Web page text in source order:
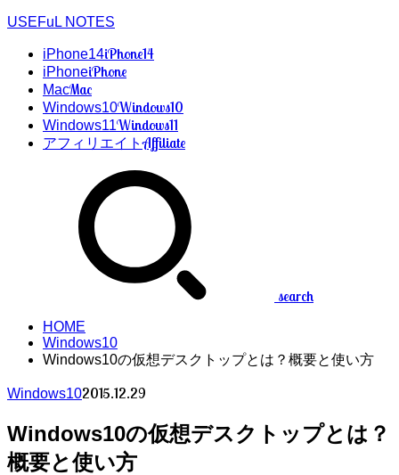
USEFuL NOTES
iPhone14iPhone14
iPhoneiPhone
MacMac
Windows10Windows10
Windows11Windows11
アフィリエイトAffiliate
search
HOME
Windows10
Windows10の仮想デスクトップとは？概要と使い方
Windows102015.12.29
Windows10の仮想デスクトップとは？
概要と使い方